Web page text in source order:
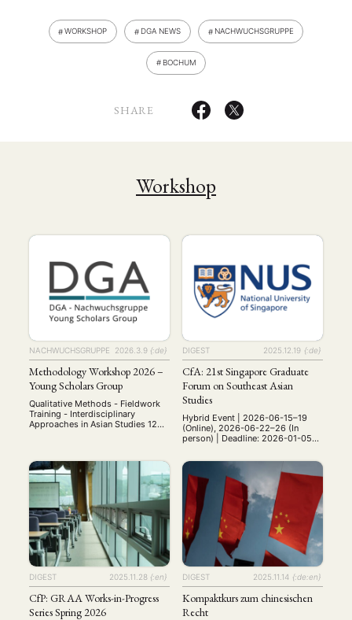
WORKSHOP DGA NEWS NACHWUCHSGRUPPE
BOCHUM
SHARE
Workshop
NACHWUCHSGRUPPE 2026.3.9 {:de}
Methodology Workshop 2026 –
Young Scholars Group
Qualitative Methods - Fieldwork
Training - Interdisciplinary
Approaches in Asian Studies 12—
PhD students, and MA students
working on Asia. Invited as
Keynote Speaker Univ-Prof. Dr.
Cornelia Reiher Professor of
Japanese Studies Department of
East Asian Studies (Japanese
Studies) Free University of Berlin
Qualitative Research …
DIGEST 2025.12.19 {:de}
CfA: 21st Singapore Graduate
Forum on Southeast Asian
Studies
Hybrid Event | 2026-06-15–19
(Online), 2026-06-22–26 (In
person) | Deadline: 2026-01-05
19 June | Online via Zoom, 22-26
June | National University of
Singapore Website:
https://ari.nus.edu.sg/events/21st
-singapore-graduate-forum/ This
forum is organised by the Asia
Research Institute, National
University of Singapore, with
funding support from the Henry
Luce Foundation, USA. The Asia …
DIGEST 2025.11.28 {:en}
CfP: GRAA Works-in-Progress
Series Spring 2026
DIGEST 2025.11.14 {:de:en}
Kompaktkurs zum chinesischen
Recht